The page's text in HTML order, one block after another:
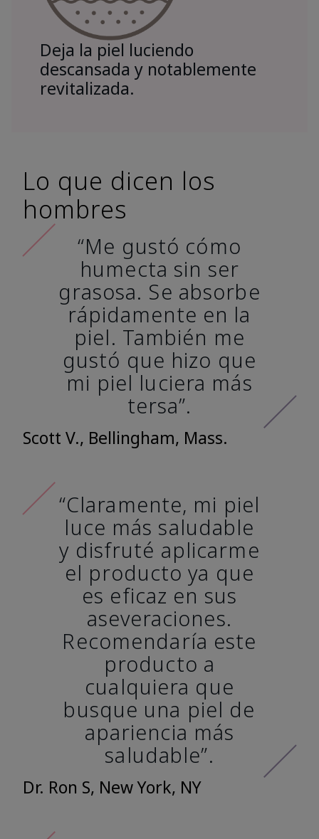
Deja la piel luciendo
descansada y notablemente
revitalizada.
Lo que dicen los
hombres
“Me gustó cómo
humecta sin ser
grasosa. Se absorbe
rápidamente en la
piel. También me
gustó que hizo que
mi piel luciera más
tersa”.
Scott V., Bellingham, Mass.
“Claramente, mi piel
luce más saludable
y disfruté aplicarme
el producto ya que
es eficaz en sus
aseveraciones.
Recomendaría este
producto a
cualquiera que
busque una piel de
apariencia más
saludable”.
Dr. Ron S, New York, NY